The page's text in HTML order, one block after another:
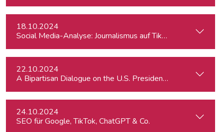
18.10.2024
Social Media-Analyse: Journalismus auf TikTok
22.10.2024
A Bipartisan Dialogue on the U.S. Presidential Elections:
24.10.2024
SEO für Google, TikTok, ChatGPT & Co.